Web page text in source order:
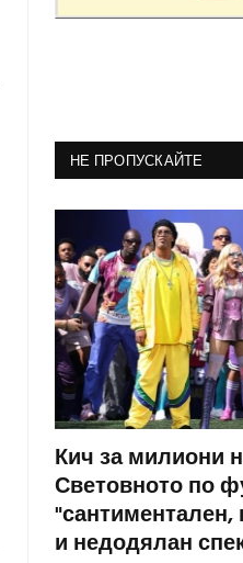
НЕ ПРОПУСКАЙТЕ
Кич за милиони
Световното по
и недодялан